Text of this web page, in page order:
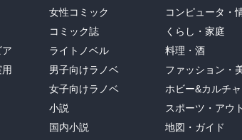
女性コミック
コミック誌
ライトノベル
男子向けラノベ
女子向けラノベ
小説
国内小説
コンピュータ・
くらし・家庭
料理・酒
ファッション・
ホビー&カルチ
スポーツ・アウ
地図・ガイド